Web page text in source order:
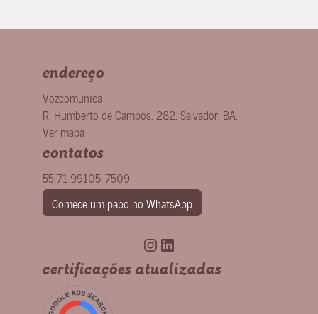
endereço
Vozcomunica
R. Humberto de Campos, 282 Salvador BA
Ver mapa
contatos
55 71 99105-7509
Comece um papo no WhatsApp
Instagram
LinkedIn
certificações atualizadas